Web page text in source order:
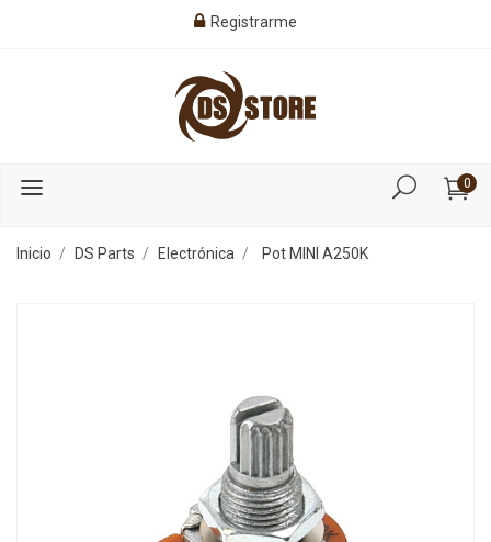
Registrarme
0
Inicio DS Parts Electrónica Pot MINI A250K